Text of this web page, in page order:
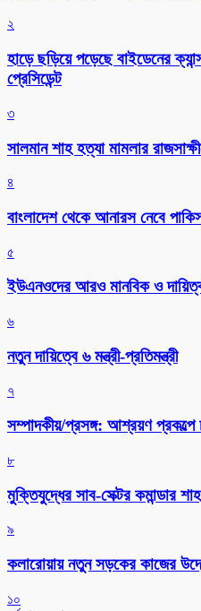
২
হাড়ে ছড়িয়ে পড়েছে বাইডেনের
প্রেসিডেন্ট
৩
সালমান শাহ হত্যা মামলার
৪
বাংলাদেশ থেকে আনারস নেবে
৫
ইউএনওদের আরও মানবিক ও
৬
নতুন দায়িত্বে ৬ মন্ত্রী-প্রতিমন্ত্রী
৭
সম্পাদকীয়/প্রসঙ্গ: আশ্রয়ণ
৮
মুক্তিযুদ্ধের সাব-সেক্টর কমান্ডার
৯
কলারোয়ায় নতুন সড়কের কাজের
১০